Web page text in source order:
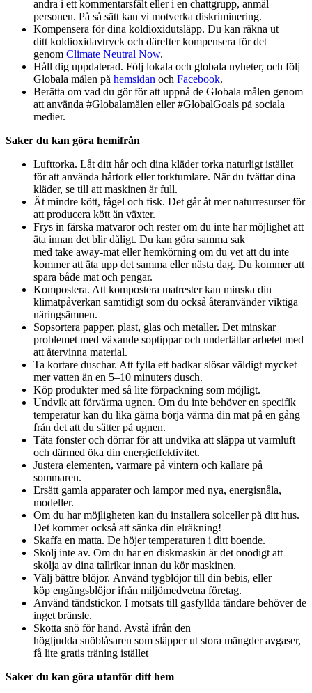
andra i ett kommentarsfält eller i en chattgrupp, anmäl
personen. På så sätt kan vi motverka diskriminering.
Kompensera för dina koldioxidutsläpp. Du kan räkna ut
ditt koldioxidavtryck och därefter kompensera för det
genom Climate Neutral Now.
Håll dig uppdaterad. Följ lokala och globala nyheter, och följ
Globala målen på hemsidan och Facebook.
Berätta om vad du gör för att uppnå de Globala målen genom
att använda #Globalamålen eller #GlobalGoals på sociala
medier.
Saker du kan göra hemifrån
Lufttorka. Låt ditt hår och dina kläder torka naturligt istället
för att använda hårtork eller torktumlare. När du tvättar dina
kläder, se till att maskinen är full.
Ät mindre kött, fågel och fisk. Det går åt mer naturresurser för
att producera kött än växter.
Frys in färska matvaror och rester om du inte har möjlighet att
äta innan det blir dåligt. Du kan göra samma sak
med take away-mat eller hemkörning om du vet att du inte
kommer att äta upp det samma eller nästa dag. Du kommer att
spara både mat och pengar.
Kompostera. Att kompostera matrester kan minska din
klimatpåverkan samtidigt som du också återanvänder viktiga
näringsämnen.
Sopsortera papper, plast, glas och metaller. Det minskar
problemet med växande soptippar och underlättar arbetet med
att återvinna material.
Ta kortare duschar. Att fylla ett badkar slösar väldigt mycket
mer vatten än en 5–10 minuters dusch.
Köp produkter med så lite förpackning som möjligt.
Undvik att förvärma ugnen. Om du inte behöver en specifik
temperatur kan du lika gärna börja värma din mat på en gång
från det att du sätter på ugnen.
Täta fönster och dörrar för att undvika att släppa ut varmluft
och därmed öka din energieffektivitet.
Justera elementen, varmare på vintern och kallare på
sommaren.
Ersätt gamla apparater och lampor med nya, energisnåla,
modeller.
Om du har möjligheten kan du installera solceller på ditt hus.
Det kommer också att sänka din elräkning!
Skaffa en matta. De höjer temperaturen i ditt boende.
Skölj inte av. Om du har en diskmaskin är det onödigt att
skölja av dina tallrikar innan du kör maskinen.
Välj bättre blöjor. Använd tygblöjor till din bebis, eller
köp engångsblöjor ifrån miljömedvetna företag.
Använd tändstickor. I motsats till gasfyllda tändare behöver de
inget bränsle.
Skotta snö för hand. Avstå ifrån den
högljudda snöblåsaren som släpper ut stora mängder avgaser,
få lite gratis träning istället
Saker du kan göra utanför ditt hem